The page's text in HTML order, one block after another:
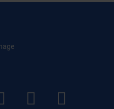
Facebook
YouTube